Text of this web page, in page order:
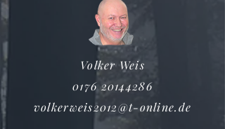
Volker Weis
0176 20144286
volkerweis2012@t-online.de